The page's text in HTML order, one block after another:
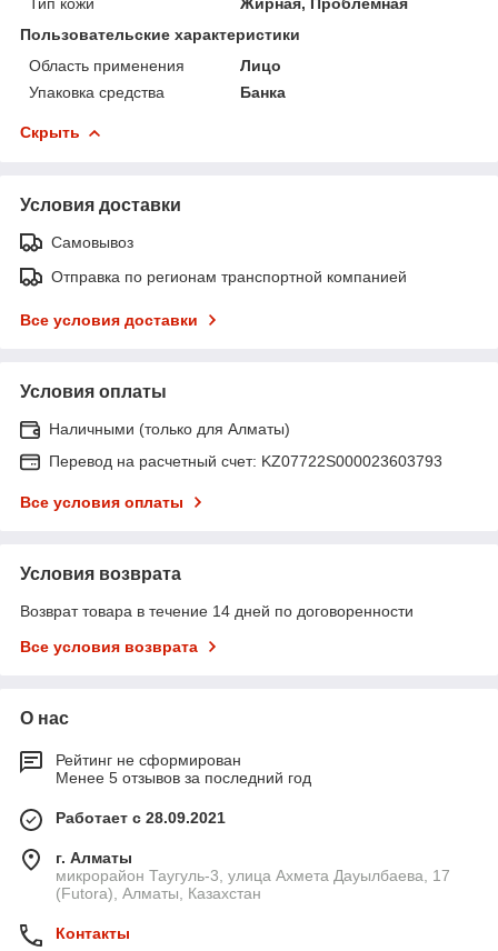
Пользовательские характеристики
Область применения
Лицо
Упаковка средства
Банка
Скрыть
Условия доставки
Самовывоз
Отправка по регионам транспортной компанией
Все условия доставки
Условия оплаты
Наличными (только для Алматы)
Перевод на расчетный счет: KZ07722S000023603793
Все условия оплаты
Условия возврата
Возврат товара в течение 14 дней по договоренности
Все условия возврата
О нас
Рейтинг не сформирован
Менее 5 отзывов за последний год
Работает с 28.09.2021
г. Алматы
микрорайон Таугуль-3, улица Ахмета Дауылбаева, 17
(Futora), Алматы, Казахстан
Контакты